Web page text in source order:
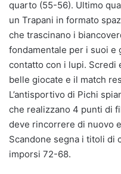
quarto (55-56). Ultimo
un Trapani in formato
che trascinano i
fondamentale per i suoi e
contatto con i lupi. Scredi
belle giocate e il match
L’antisportivo di Pichi
che realizzano 4 punti di
deve rincorrere di nuovo
Scandone segna i titoli di
imporsi 72-68.